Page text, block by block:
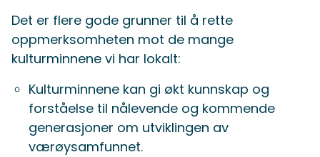
Det er flere gode grunner til å rette
oppmerksomheten mot de mange
kulturminnene vi har lokalt:
Kulturminnene kan gi økt kunnskap og
forståelse til nålevende og kommende
generasjoner om utviklingen av
værøysamfunnet.